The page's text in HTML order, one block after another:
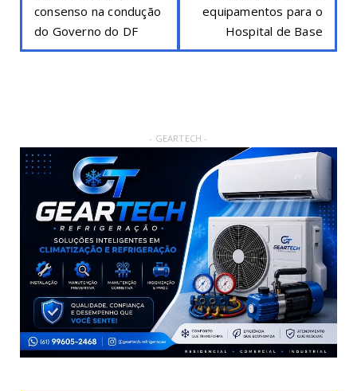
consenso na condução
do Governo do DF
equipamentos para o
Hospital de Base
- GEARTECH -